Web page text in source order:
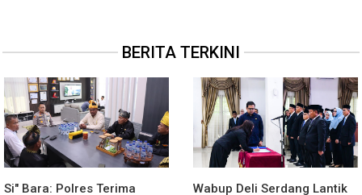
BERITA TERKINI
Si" Bara: Polres Terima Wabup Deli Serdang Lantik